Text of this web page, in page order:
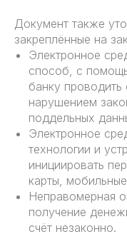
Документ также
закреплённые на
Электронное
способ, с
банку
нарушением
поддельных
Электронное
технологии и
инициировать
карты,
Неправомерная
получение
счёт незаконно.